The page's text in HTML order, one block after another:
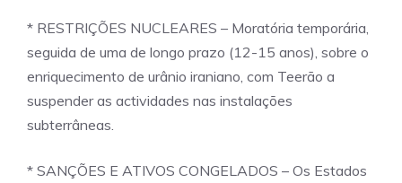
* RESTRIÇÕES NUCLEARES – Moratória temporária,
seguida de uma de longo prazo (12-15 anos), sobre o
enriquecimento de urânio iraniano, com Teerão a
suspender as actividades nas instalações
subterrâneas.
* SANÇÕES E ATIVOS CONGELADOS – Os Estados